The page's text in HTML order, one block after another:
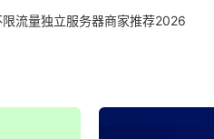
流量独立服务器商家推荐2026